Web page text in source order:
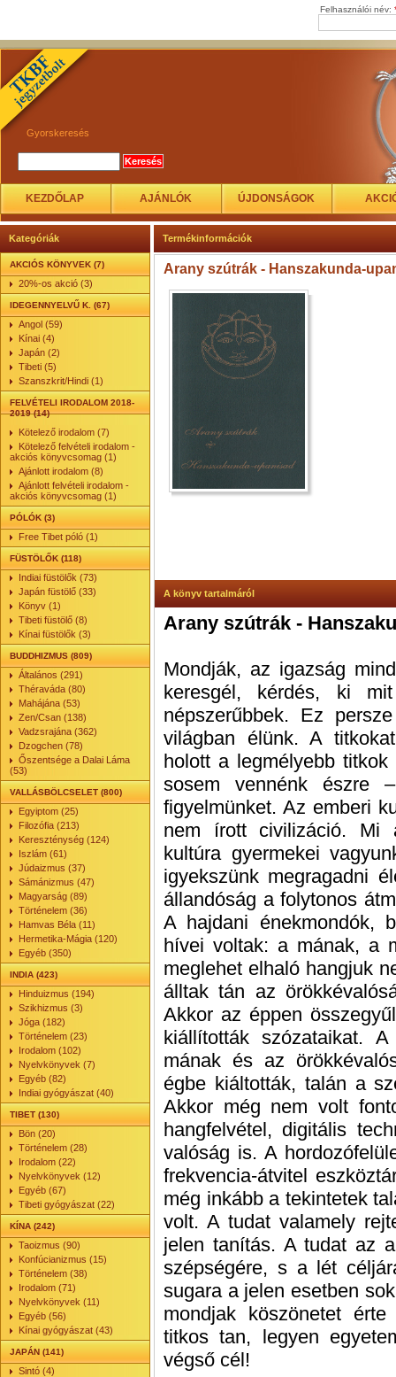
Felhasználói név:
Gyorskeresés
KEZDŐLAP AJÁNLÓK ÚJDONSÁGOK
Kategóriák
AKCIÓS KÖNYVEK (7)
20%-os akció (3)
IDEGENNYELVŰ K. (67)
Angol (59)
Kínai (4)
Japán (2)
Tibeti (5)
Szanszkrit/Hindi (1)
FELVÉTELI IRODALOM 2018-
2019 (14)
Kötelező irodalom (7)
Kötelező felvételi irodalom -
akciós könyvcsomag (1)
Ajánlott irodalom (8)
Ajánlott felvételi irodalom -
akciós könyvcsomag (1)
PÓLÓK (3)
Free Tibet póló (1)
FÜSTÖLŐK (118)
Indiai füstölők (73)
Japán füstölő (33)
Könyv (1)
Tibeti füstölő (8)
Kínai füstölők (3)
BUDDHIZMUS (809)
Általános (291)
Théraváda (80)
Mahájána (53)
Zen/Csan (138)
Vadzsrajána (362)
Dzogchen (78)
Őszentsége a Dalai Láma
(53)
VALLÁSBÖLCSELET (800)
Egyiptom (25)
Filozófia (213)
Kereszténység (124)
Iszlám (61)
Júdaizmus (37)
Sámánizmus (47)
Magyarság (89)
Történelem (36)
Hamvas Béla (11)
Hermetika-Mágia (120)
Egyéb (350)
INDIA (423)
Hinduizmus (194)
Szikhizmus (3)
Jóga (182)
Történelem (23)
Irodalom (102)
Nyelvkönyvek (7)
Egyéb (82)
Indiai gyógyászat (40)
TIBET (130)
Bön (20)
Történelem (28)
Irodalom (22)
Nyelvkönyvek (12)
Egyéb (67)
Tibeti gyógyászat (22)
KÍNA (242)
Taoizmus (90)
Konfúcianizmus (15)
Történelem (38)
Irodalom (71)
Nyelvkönyvek (11)
Egyéb (56)
Kínai gyógyászat (43)
JAPÁN (141)
Sintó (4)
Termékinformációk
Arany szútrák - Hanszakunda-
A könyv tartalmáról
Arany szútrák -
Mondják, ​az igazság
keresgél, kérdés, ki
népszerűbbek. Ez
világban élünk. A
holott a legmélyebb
sosem vennénk
figyelmünket. Az emberi
nem írott civilizáció. Mi
kultúra gyermekei
igyekszünk megragadni
állandóság a folytonos
A hajdani énekmondók,
hívei voltak: a mának, a
meglehet elhaló hangjuk
álltak tán az
Akkor az éppen
kiállították szózataikat.
mának és az
égbe kiáltották, talán a
Akkor még nem volt
hangfelvétel, digitális
valóság is. A
frekvencia-átvitel
még inkább a tekintetek
volt. A tudat valamely
jelen tanítás. A tudat az
szépségére, s a lét
sugara a jelen esetben
mondjak köszönetet
titkos tan, legyen
végső cél!